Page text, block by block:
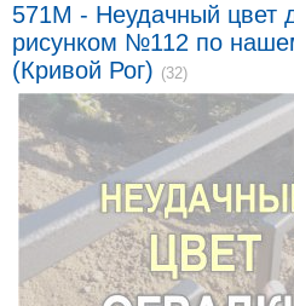
571M - Неудачный цвет
рисунком №112 по
(Кривой Рог) (32)